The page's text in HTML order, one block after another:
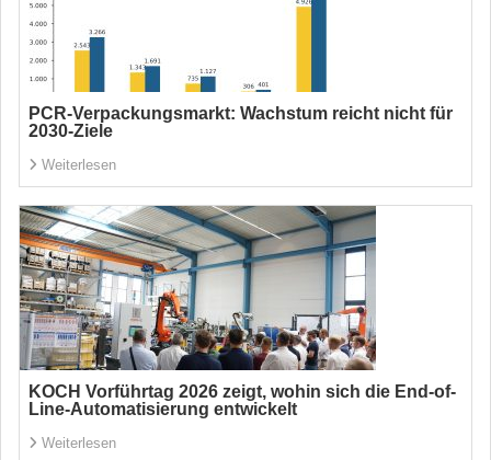
PCR-Verpackungsmarkt: Wachstum reicht nicht für
2030-Ziele
Weiterlesen
KOCH Vorführtag 2026 zeigt, wohin sich die End-of-
Line-Automatisierung entwickelt
Weiterlesen